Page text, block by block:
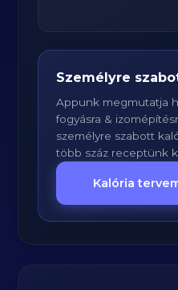
Személyre
Appunk megmutatja
fogyásra &
személyre szabott
több száz receptünk
Kalória